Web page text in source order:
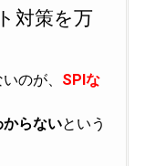
対策を万
のが、 SPIな
らないという